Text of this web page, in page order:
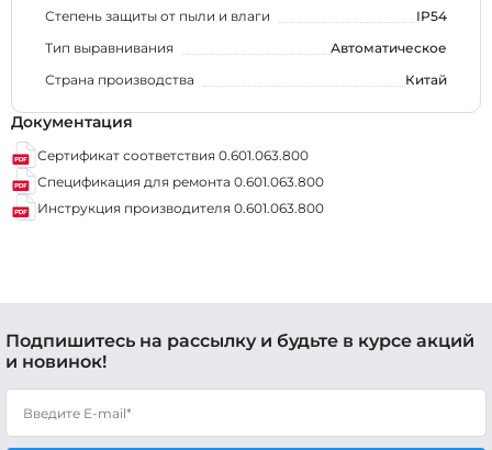
Степень защиты от пыли и влаги
IP54
Тип выравнивания
Автоматическое
Страна производства
Китай
Документация
Сертификат соответствия 0.601.063.800
Спецификация для ремонта 0.601.063.800
Инструкция производителя 0.601.063.800
Подпишитесь на рассылку и будьте в курсе акций
и новинок!